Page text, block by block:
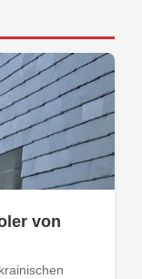
von